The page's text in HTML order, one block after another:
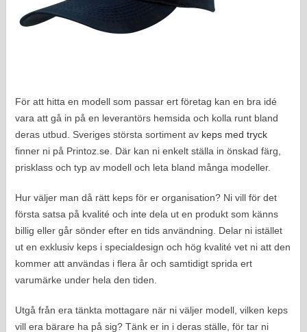
För att hitta en modell som passar ert företag kan en bra idé
vara att gå in på en leverantörs hemsida och kolla runt bland
deras utbud. Sveriges största sortiment av keps med tryck
finner ni på Printoz.se. Där kan ni enkelt ställa in önskad färg,
prisklass och typ av modell och leta bland många modeller.
Hur väljer man då rätt keps för er organisation? Ni vill för det
första satsa på kvalité och inte dela ut en produkt som känns
billig eller går sönder efter en tids användning. Delar ni istället
ut en exklusiv keps i specialdesign och hög kvalité vet ni att den
kommer att användas i flera år och samtidigt sprida ert
varumärke under hela den tiden.
Utgå från era tänkta mottagare när ni väljer modell, vilken keps
vill era bärare ha på sig? Tänk er in i deras ställe, för tar ni